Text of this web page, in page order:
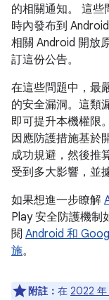
的相關通知。 這
時內發布到
相關 Android 開放
訂這份公告。
在這些問題中，最
的安全漏洞。這類
即可提升本機權限。
因應防護措施基於
成功規避，然後推
受到多大影響，並
如果想進一步瞭解
Play 安全防護機制
閱 Android 和
施。
附註： 在 2022 年